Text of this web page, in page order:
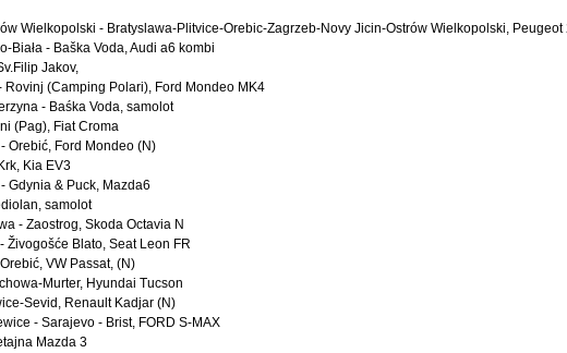
Wielkopolski - Bratyslawa-Plitvice-Orebic-Zagrzeb-Novy Jicin-Ostrów Wielkopolski, Peugeot
Biała - Baška Voda, Audi a6 kombi
Jakov,
Rovinj (Camping Polari), Ford Mondeo MK4
- Baśka Voda, samolot
(Pag), Fiat Croma
Orebić, Ford Mondeo (N)
Kia EV3
Gdynia & Puck, Mazda6
samolot
- Zaostrog, Skoda Octavia N
Živogošće Blato, Seat Leon FR
VW Passat, (N)
Murter, Hyundai Tucson
Sevid, Renault Kadjar (N)
- Sarajevo - Brist, FORD S-MAX
Mazda 3